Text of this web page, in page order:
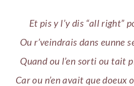
Et pis y l’y dis “all right”
Ou r’veindrais dans eunne
Quand ou l’en sorti ou tait
Car ou n’en avait que doeux